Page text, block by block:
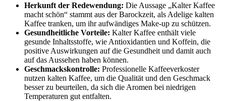
Herkunft der Redewendung: Die Aussage „Kalter Kaffee
macht schön“ stammt aus der Barockzeit, als Adelige kalten
Kaffee tranken, um ihr aufwändiges Make-up zu schützen.
Gesundheitliche Vorteile: Kalter Kaffee enthält viele
gesunde Inhaltsstoffe, wie Antioxidantien und Koffein, die
positive Auswirkungen auf die Gesundheit und damit auch
auf das Aussehen haben können.
Geschmackskontrolle: Professionelle Kaffeeverkoster
nutzen kalten Kaffee, um die Qualität und den Geschmack
besser zu beurteilen, da sich die Aromen bei niedrigen
Temperaturen gut entfalten.